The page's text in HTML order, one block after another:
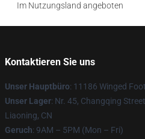
Im Nutzungsland angeboten
Kontaktieren Sie uns
Unser Hauptbüro: 11186 Winged
Unser Lager: Nr. 45, Changqing
Liaoning, CN
Geruch: 9AM – 5PM (Mon – Fri)